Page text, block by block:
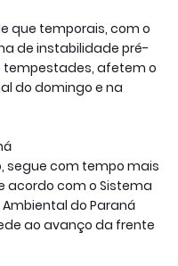
que temporais, com o
de instabilidade pré-
tempestades, afetem o
do domingo e na
segue com tempo mais
acordo com o Sistema
do Paraná
ao avanço da frente